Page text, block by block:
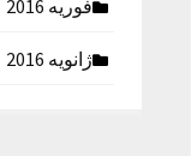
فوریه 2016
ژانویه 2016